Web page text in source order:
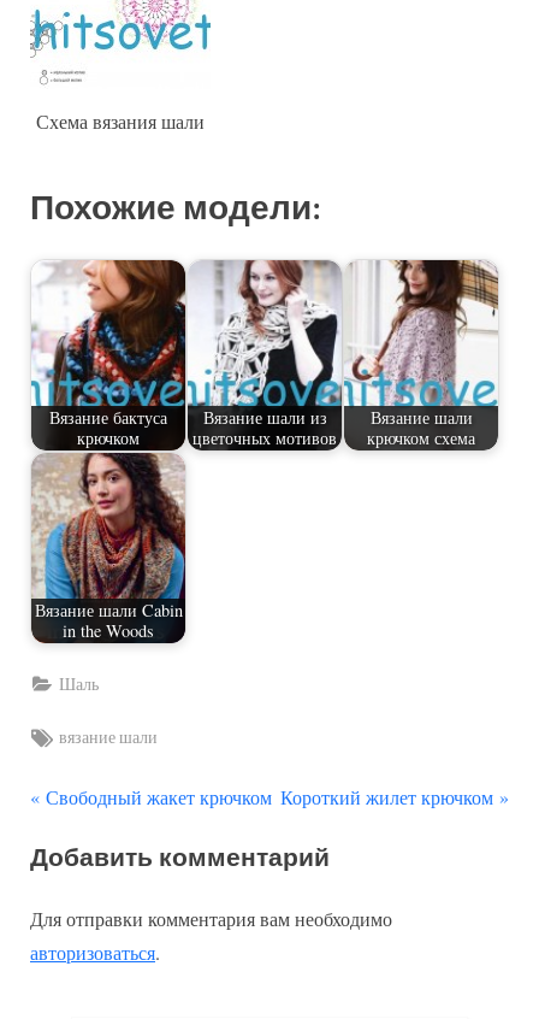
Схема вязания шали
Похожие модели:
Вязание бактуса
крючком
Вязание шали из
цветочных мотивов
Вязание шали
крючком схема
Вязание шали Cabin
in the Woods
Шаль
Tags:
вязание шали
Навигация
по
записям
П
е
ы
д
Свободный жакет крючком С
е
у
Короткий жилет крючком
Добавить комментарий
Для отправки комментария вам необходимо
авторизоваться.